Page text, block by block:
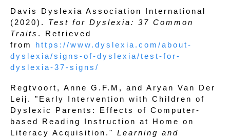
Davis Dyslexia Association International
(2020). Test for Dyslexia: 37 Common
Traits . Retrieved
from https://www.dyslexia.com/about-
dyslexia/signs-of-dyslexia/test-for-
dyslexia-37-signs/
Regtvoort, Anne G.F.M, and Aryan Van Der
Leij. "Early Intervention with Children of
Dyslexic Parents: Effects of Computer-
based Reading Instruction at Home on
Literacy Acquisition." Learning and